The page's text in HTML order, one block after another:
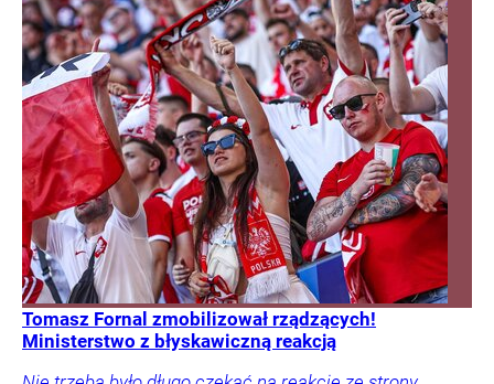
Tomasz Fornal zmobilizował rządzących!
Ministerstwo z błyskawiczną reakcją